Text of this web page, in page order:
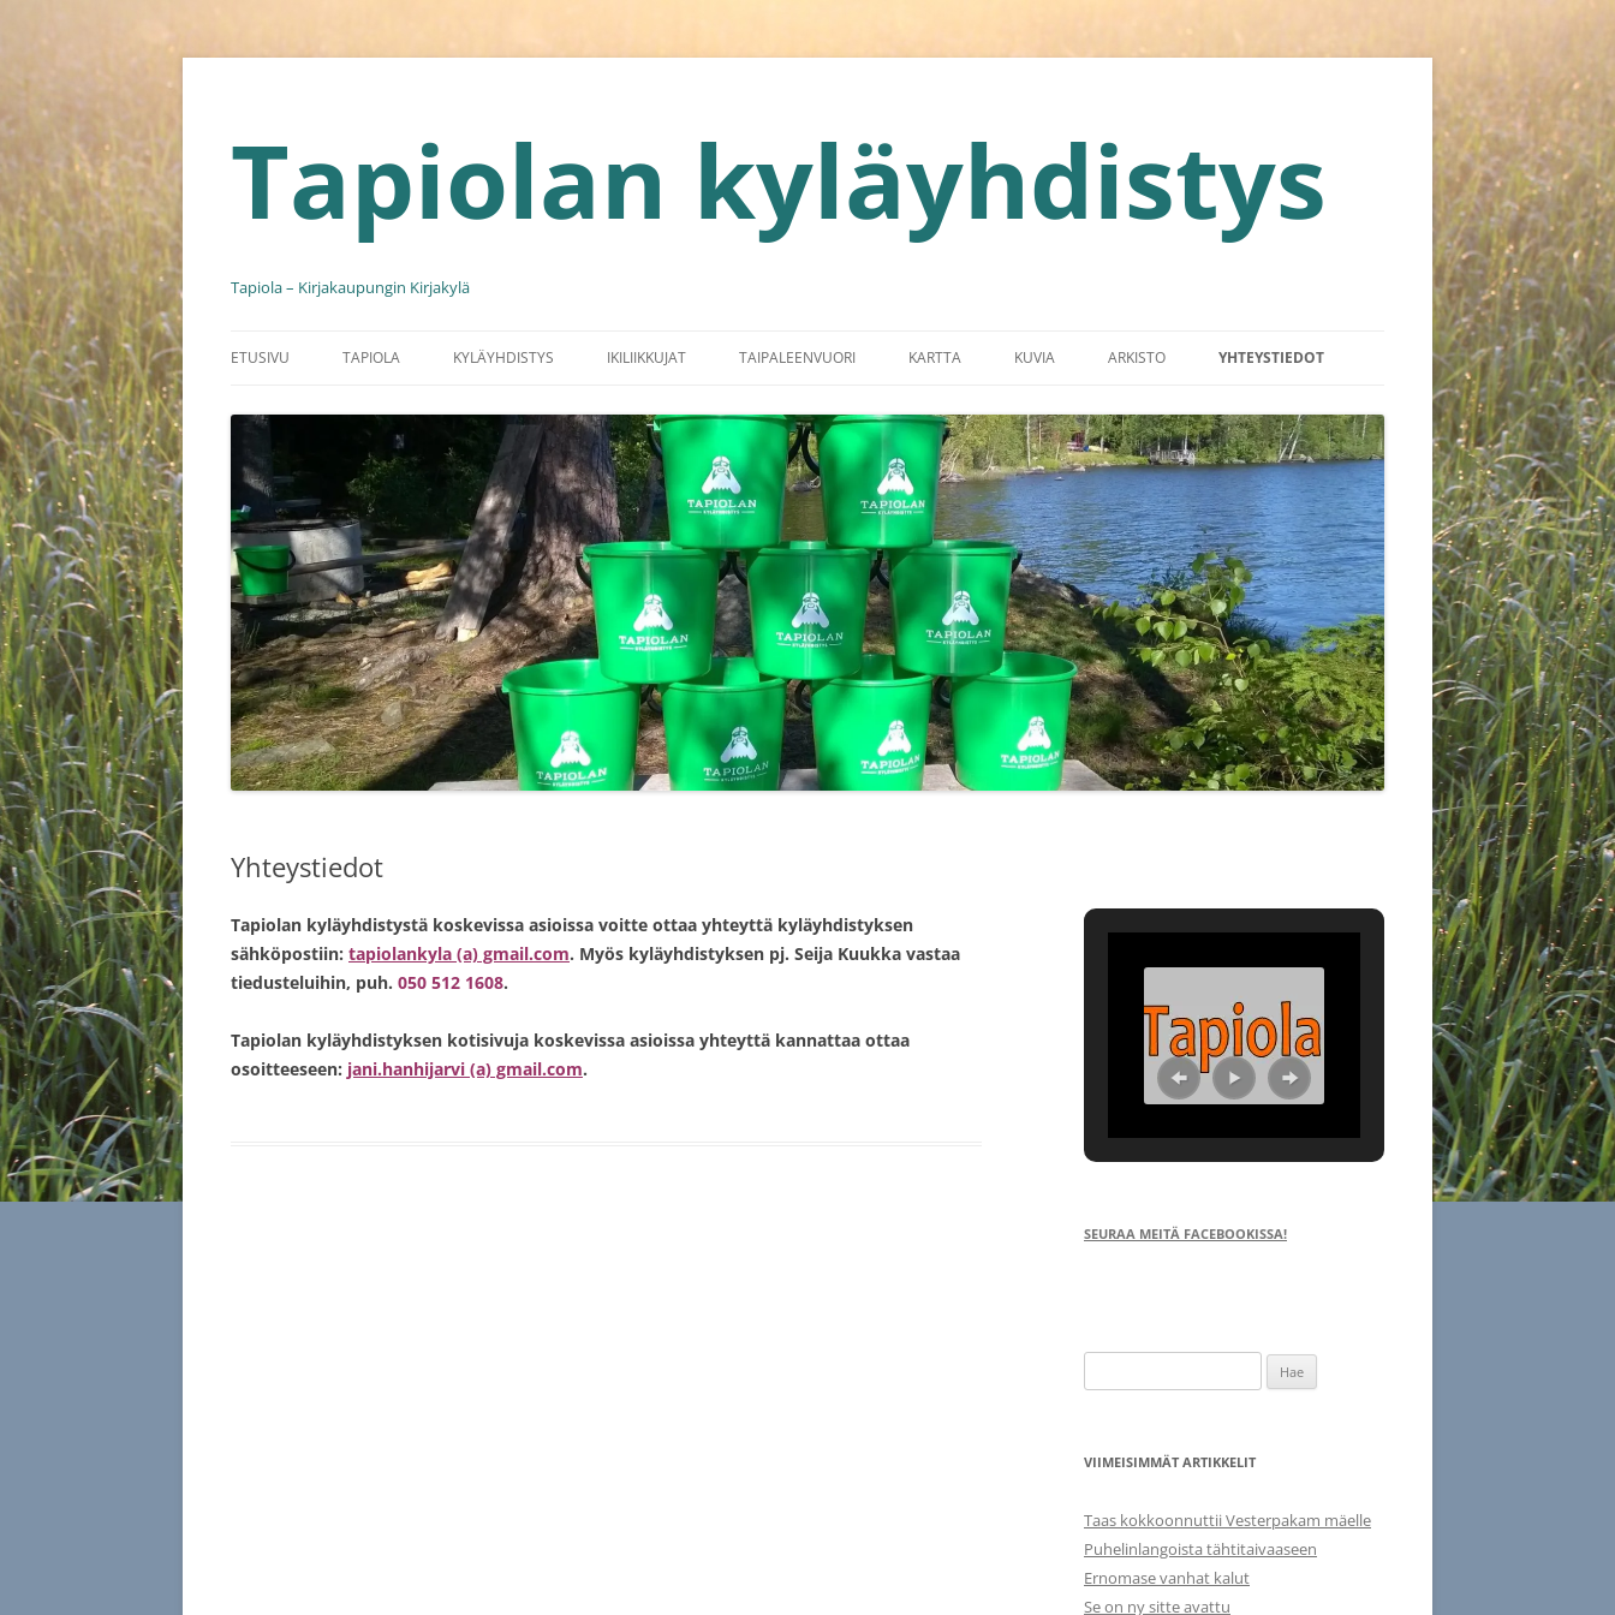
Siirry
Tapiolan kyläyhdistys
Tapiola – Kirjakaupungin Kirjakylä
ETUSIVU TAPIOLA
KYLÄKORTTI
YRITYKSET
KYLÄYHDISTYS
TOIMINTA-AJATUS
SÄÄNNÖT
VARAUTUMINEN
HÄIRIÖOLOSUHTEISIIN
IKILIIKKUJAT TAIPALEENVUORI KARTTA KUVIA
KYLÄMARKKINAT 2013
HÄMEENKYRÖN RETKI 2013
HÄMEENPUISTON KYLÄRAITTI 2013
LASKIAISRIEHA 2013
KYLÄYHDISTYS 10 V. JUHLA 2012
KYLÄMARKKINAT 2012
MONAKON ROMPE 2012
TOSI SEKALAISIA KUVIA
ARKISTO
TAPIOLA-RUNO
TAPIOLAN KYLÄYHDISTYS 10 V.
JUHLALEHTI
PUHEENJOHTAJAN PULINAT
17.11.2012
MAKKARAVUOREN JUURELTA
10.6.2017
LEHTILEIKKEITÄ
LASKIAISRIEHOJEN TIETOVISAT
YHTEYSTIEDOT
Yhteystiedot
Tapiolan kyläyhdistystä koskevissa asioissa voitte ottaa yhteyttä kyläyhdistyksen
sähköpostiin: tapiolankyla (a) gmail.com. Myös kyläyhdistyksen pj. Seija Kuukka vastaa
tiedusteluihin, puh. 050 512 1608.
Tapiolan kyläyhdistyksen kotisivuja koskevissa asioissa yhteyttä kannattaa ottaa
osoitteeseen: jani.hanhijarvi (a) gmail.com.
SEURAA MEITÄ FACEBOOKISSA!
VIIMEISIMMÄT ARTIKKELIT
Taas kokkoonnuttii Vesterpakam mäelle
Puhelinlangoista tähtitaivaaseen
Ernomase vanhat kalut
Se on ny sitte avattu